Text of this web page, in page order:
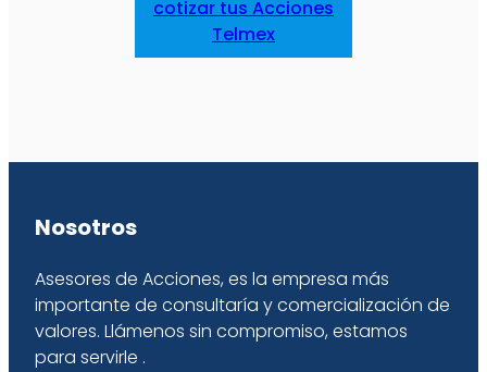
cotizar tus Acciones
Telmex
Nosotros
Asesores de Acciones, es la empresa más
importante de consultaría y comercialización de
valores. Llámenos sin compromiso, estamos
para servirle .